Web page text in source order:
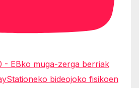
- EBko muga-zerga berriak
bideojoko fisikoen